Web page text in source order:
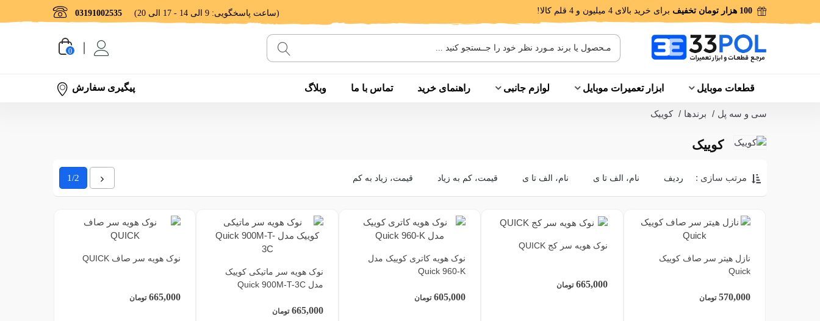
100 هزار تومان تخفیف برای خرید بالای 4 میلیون و 4 قلم کالا! 03191002535 (ساعت پاسخگویی: 9 الی 14 - 17 الی 20)
0
قطعات موبایل ابزار تعمیرات موبایل لوازم جانبی راهنمای خرید تماس با ما وبلاگ پیگیری سفارش
سی و سه پل / برندها / کوییک
کوییک
مرتب سازی : ردیف نام، الف تا ی نام، الف تا ی قیمت، کم به زیاد قیمت، زیاد به کم 1/2
نازل هیتر سر صاف کوییک
Quick
570,000 تومان
نوک هویه سر کج QUICK
665,000 تومان
نوک هویه کاتری کوییک مدل
Quick 960-K
605,000 تومان
نوک هویه سر ماتیکی کوییک
مدل Quick 900M-T-3C
665,000 تومان
نوک هویه سر صاف QUICK
665,000 تومان